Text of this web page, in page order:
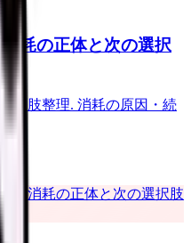
耗の正体と次の選択
択肢整理. 消耗の原因・続